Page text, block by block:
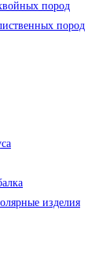
пород
пород
изделия